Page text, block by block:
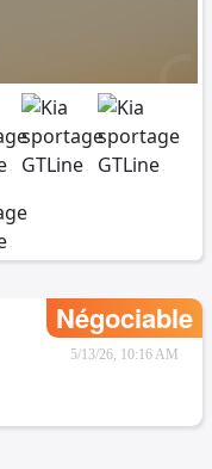
Négociable
5/13/26, 10:16 AM